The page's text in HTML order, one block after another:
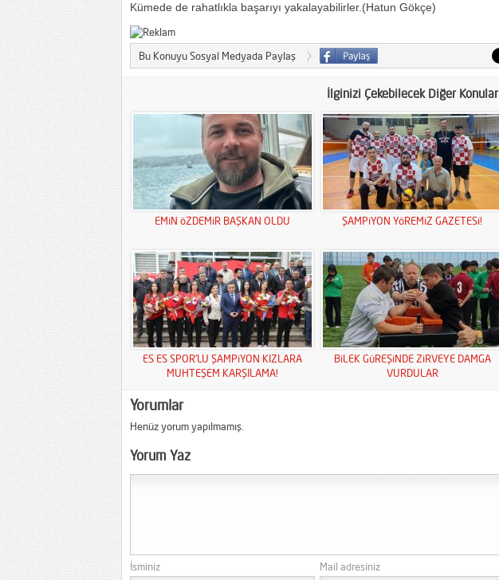
Kümede de rahatlıkla başarıyı yakalayabilirler.(Hatun Gökçe)
Bu Konuyu Sosyal Medyada Paylaş
İlginizi Çekebilecek Diğer Konular
EMiN öZDEMiR BAŞKAN OLDU ŞAMPiYON YöREMiZ GAZETESi!
ES ES SPOR’LU ŞAMPiYON KIZLARA
MUHTEŞEM KARŞILAMA!
BiLEK GüREŞiNDE ZiRVEYE DAMGA
VURDULAR
Yorumlar
Henüz yorum yapılmamış.
Yorum Yaz
İsminiz Mail adresiniz